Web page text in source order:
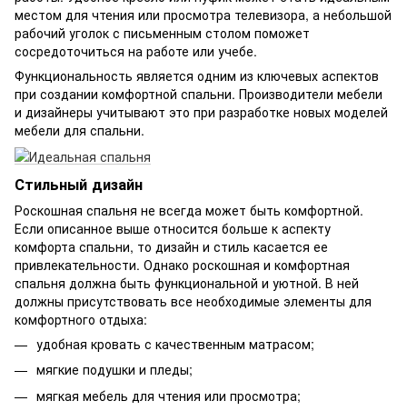
местом для чтения или просмотра телевизора, а небольшой
рабочий уголок с письменным столом поможет
сосредоточиться на работе или учебе.
Функциональность является одним из ключевых аспектов
при создании комфортной спальни. Производители мебели
и дизайнеры учитывают это при разработке новых моделей
мебели для спальни.
Стильный дизайн
Роскошная спальня не всегда может быть комфортной.
Если описанное выше относится больше к аспекту
комфорта спальни, то дизайн и стиль касается ее
привлекательности. Однако роскошная и комфортная
спальня должна быть функциональной и уютной. В ней
должны присутствовать все необходимые элементы для
комфортного отдыха:
удобная кровать с качественным матрасом;
мягкие подушки и пледы;
мягкая мебель для чтения или просмотра;